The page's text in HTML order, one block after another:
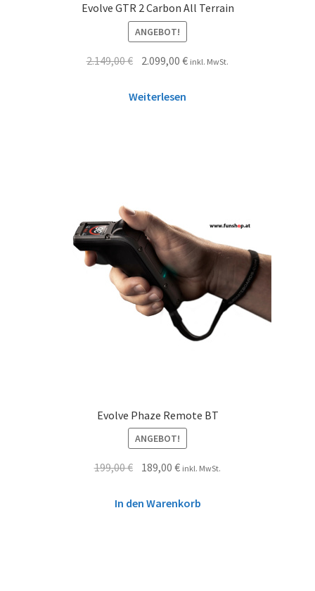
Evolve GTR 2 Carbon All Terrain
ANGEBOT!
2.149,00€ 2.099,00€ inkl. MwSt.
Weiterlesen
Evolve Phaze Remote BT
ANGEBOT!
199,00€ 189,00€ inkl. MwSt.
In den Warenkorb